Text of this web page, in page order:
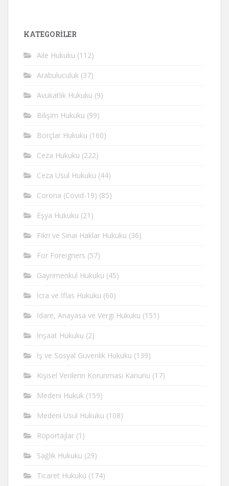
KATEGORİLER
Aile Hukuku (112)
Arabuluculuk (37)
Avukatlık Hukuku (9)
Bilişim Hukuku (99)
Borçlar Hukuku (160)
Ceza Hukuku (222)
Ceza Usul Hukuku (44)
Corona (Covid-19) (85)
Eşya Hukuku (21)
Fikri ve Sinai Haklar Hukuku (36)
For Foreigners (57)
Gayrimenkul Hukuku (45)
İcra ve İflas Hukuku (60)
İdare, Anayasa ve Vergi Hukuku (151)
İnşaat Hukuku (2)
İş ve Sosyal Güvenlik Hukuku (139)
Kişisel Verilerin Korunması Kanunu (17)
Medeni Hukuk (159)
Medeni Usul Hukuku (108)
Röportajlar (1)
Sağlık Hukuku (29)
Ticaret Hukuku (174)